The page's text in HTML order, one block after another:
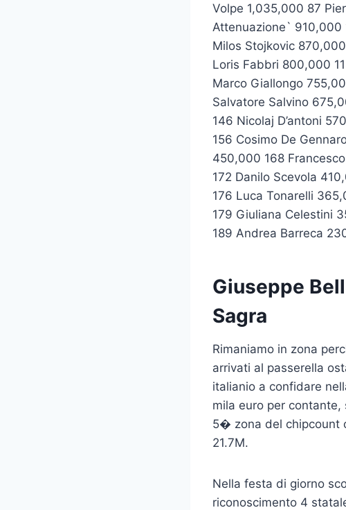
Volpe 1,035,000 87
Attenuazione`
Milos Stojkovic
Loris Fabbri 800,000
Marco Giallongo
Salvatore Salvino
146 Nicolaj D’antoni
156 Cosimo De
450,000 168
172 Danilo Scevola
176 Luca Tonarelli
179 Giuliana Celestini
189 Andrea Barreca
Giuseppe
Sagra
Rimaniamo in zona
arrivati al passerella
italianio a confidare
mila euro per
5� zona del chipcount
21.7M.
Nella festa di giorno
riconoscimento 4